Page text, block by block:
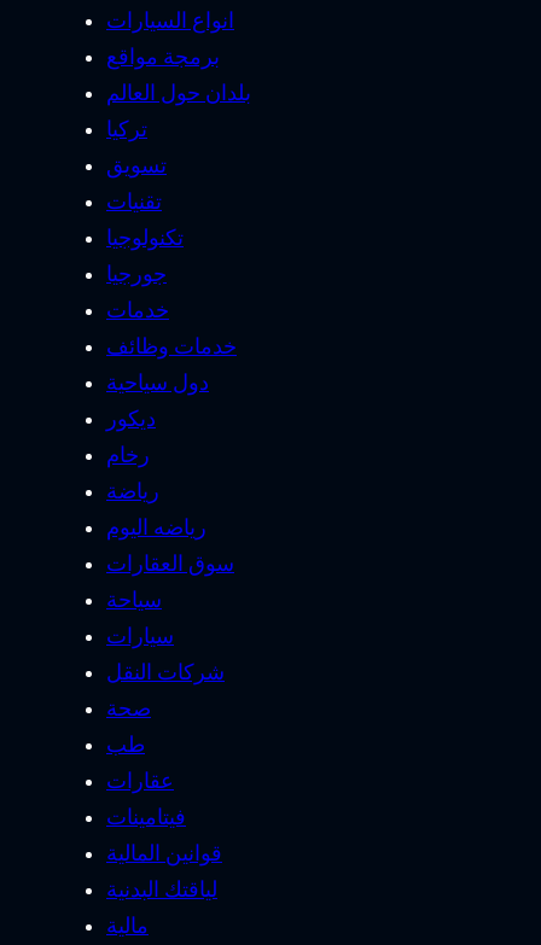
انواع السيارات
برمجة مواقع
بلدان حول العالم
تركيا
تسويق
تقنيات
تكنولوجيا
جورجيا
خدمات
خدمات وظائف
دول سياحية
ديكور
رخام
رياضة
رياضه اليوم
سوق العقارات
سياحة
سيارات
شركات النقل
صحة
طب
عقارات
فيتامينات
قوانين المالية
لياقتك البدنية
مالية